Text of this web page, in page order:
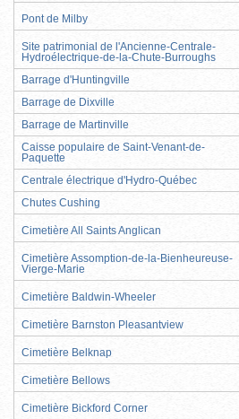
Pont de Milby
Site patrimonial de l'Ancienne-Centrale-
Hydroélectrique-de-la-Chute-Burroughs
Barrage d'Huntingville
Barrage de Dixville
Barrage de Martinville
Caisse populaire de Saint-Venant-de-
Paquette
Centrale électrique d'Hydro-Québec
Chutes Cushing
Cimetière All Saints Anglican
Cimetière Assomption-de-la-Bienheureuse-
Vierge-Marie
Cimetière Baldwin-Wheeler
Cimetière Barnston Pleasantview
Cimetière Belknap
Cimetière Bellows
Cimetière Bickford Corner